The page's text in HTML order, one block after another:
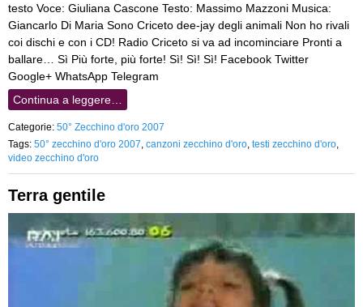
testo Voce: Giuliana Cascone Testo: Massimo Mazzoni Musica:
Giancarlo Di Maria Sono Criceto dee-jay degli animali Non ho rivali
coi dischi e con i CD! Radio Criceto si va ad incominciare Pronti a
ballare… Sì Più forte, più forte! Sì! Sì! Sì! Facebook Twitter
Google+ WhatsApp Telegram
Continua a leggere…
Categorie: 50° Zecchino d'oro 2007
Tags: 50° zecchino d'oro 2007 canzoni zecchino d'oro testi zecchino d'oro
video zecchino d'oro
Terra gentile